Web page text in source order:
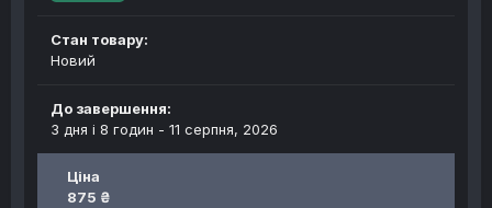
Стан товару:
Новий
До завершення:
3 дня і 8 годин - 11 серпня, 2026
Ціна
875 ₴